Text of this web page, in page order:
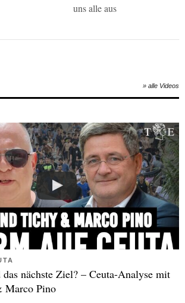
uns alle aus
» alle Videos
nächste Ziel? – Ceuta-Analyse mit
Marco Pino